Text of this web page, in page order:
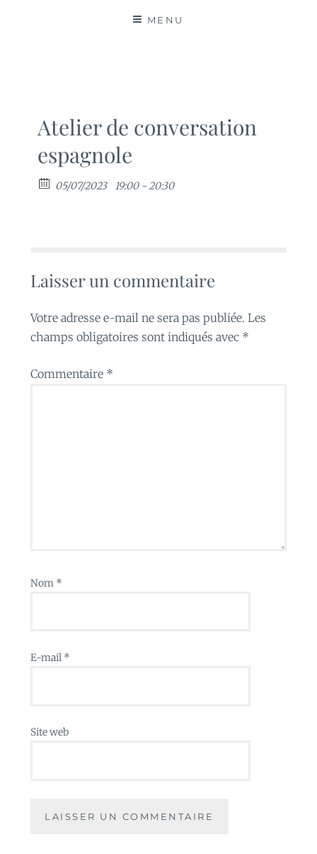
MENU
Atelier de conversation
espagnole
05/07/2023 19:00 - 20:30
Laisser un commentaire
Votre adresse e-mail ne sera pas publiée. Les
champs obligatoires sont indiqués avec *
Commentaire *
Nom *
E-mail *
Site web